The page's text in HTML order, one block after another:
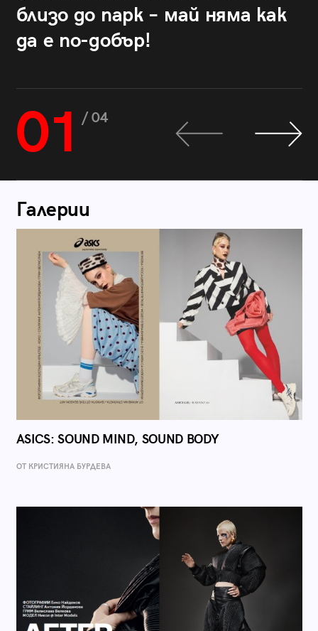
близо до парк – май няма как
да е по-добър!
01 / 04
Галерии
ASICS: SOUND MIND, SOUND BODY
ОТ КРИСТИЯНА БУРДЕВА